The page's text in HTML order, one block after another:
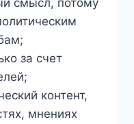
за счет
контент,
мнениях